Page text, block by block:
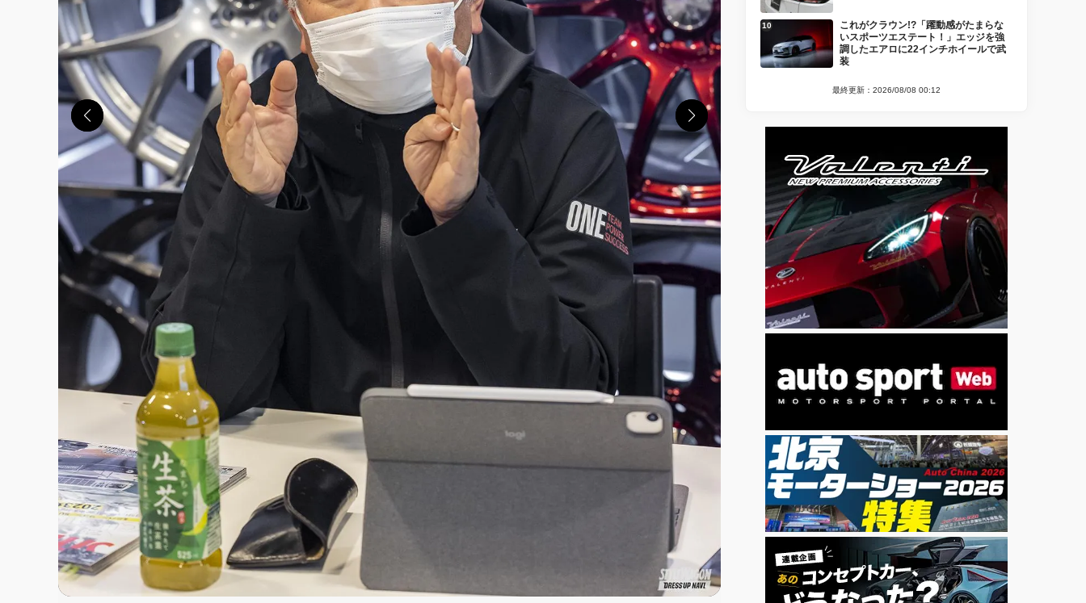
この画像の記事を読む
これがクラウン!?「躍動感がたまらな
いスポーツエステート！」エッジを強
調したエアロに22インチホイールで武
装
最終更新：2026/08/08 00:12